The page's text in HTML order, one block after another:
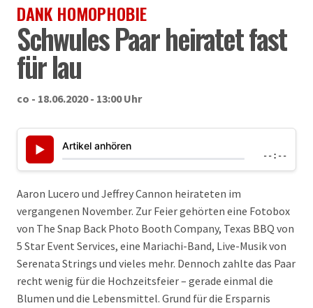
DANK HOMOPHOBIE
Schwules Paar heiratet fast
für lau
co - 18.06.2020 - 13:00 Uhr
▶ Artikel anhören
--:--
Aaron Lucero und Jeffrey Cannon heirateten im
vergangenen November. Zur Feier gehörten eine Fotobox
von The Snap Back Photo Booth Company, Texas BBQ von
5 Star Event Services, eine Mariachi-Band, Live-Musik von
Serenata Strings und vieles mehr. Dennoch zahlte das Paar
recht wenig für die Hochzeitsfeier – gerade einmal die
Blumen und die Lebensmittel. Grund für die Ersparnis